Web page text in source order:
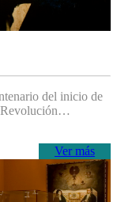
del inicio de
Revolución…
Ver más